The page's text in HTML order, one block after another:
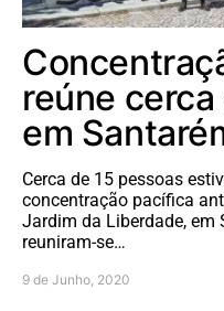
reúne
em
Cerca de 15 pessoas
concentração pacífica
Jardim da Liberdade, em
reuniram-se…
9 de Junho, 2020